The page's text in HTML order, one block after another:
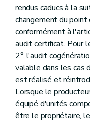
rendus caducs à la
changement du
conformément à
audit certificat. Pour
2°, l'audit
valable dans les cas
est réalisé et
Lorsque le
équipé d'unités
être le propriétaire,